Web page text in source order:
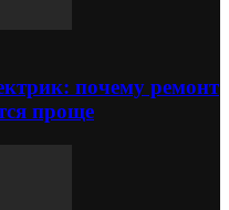
почему ремонт
проще